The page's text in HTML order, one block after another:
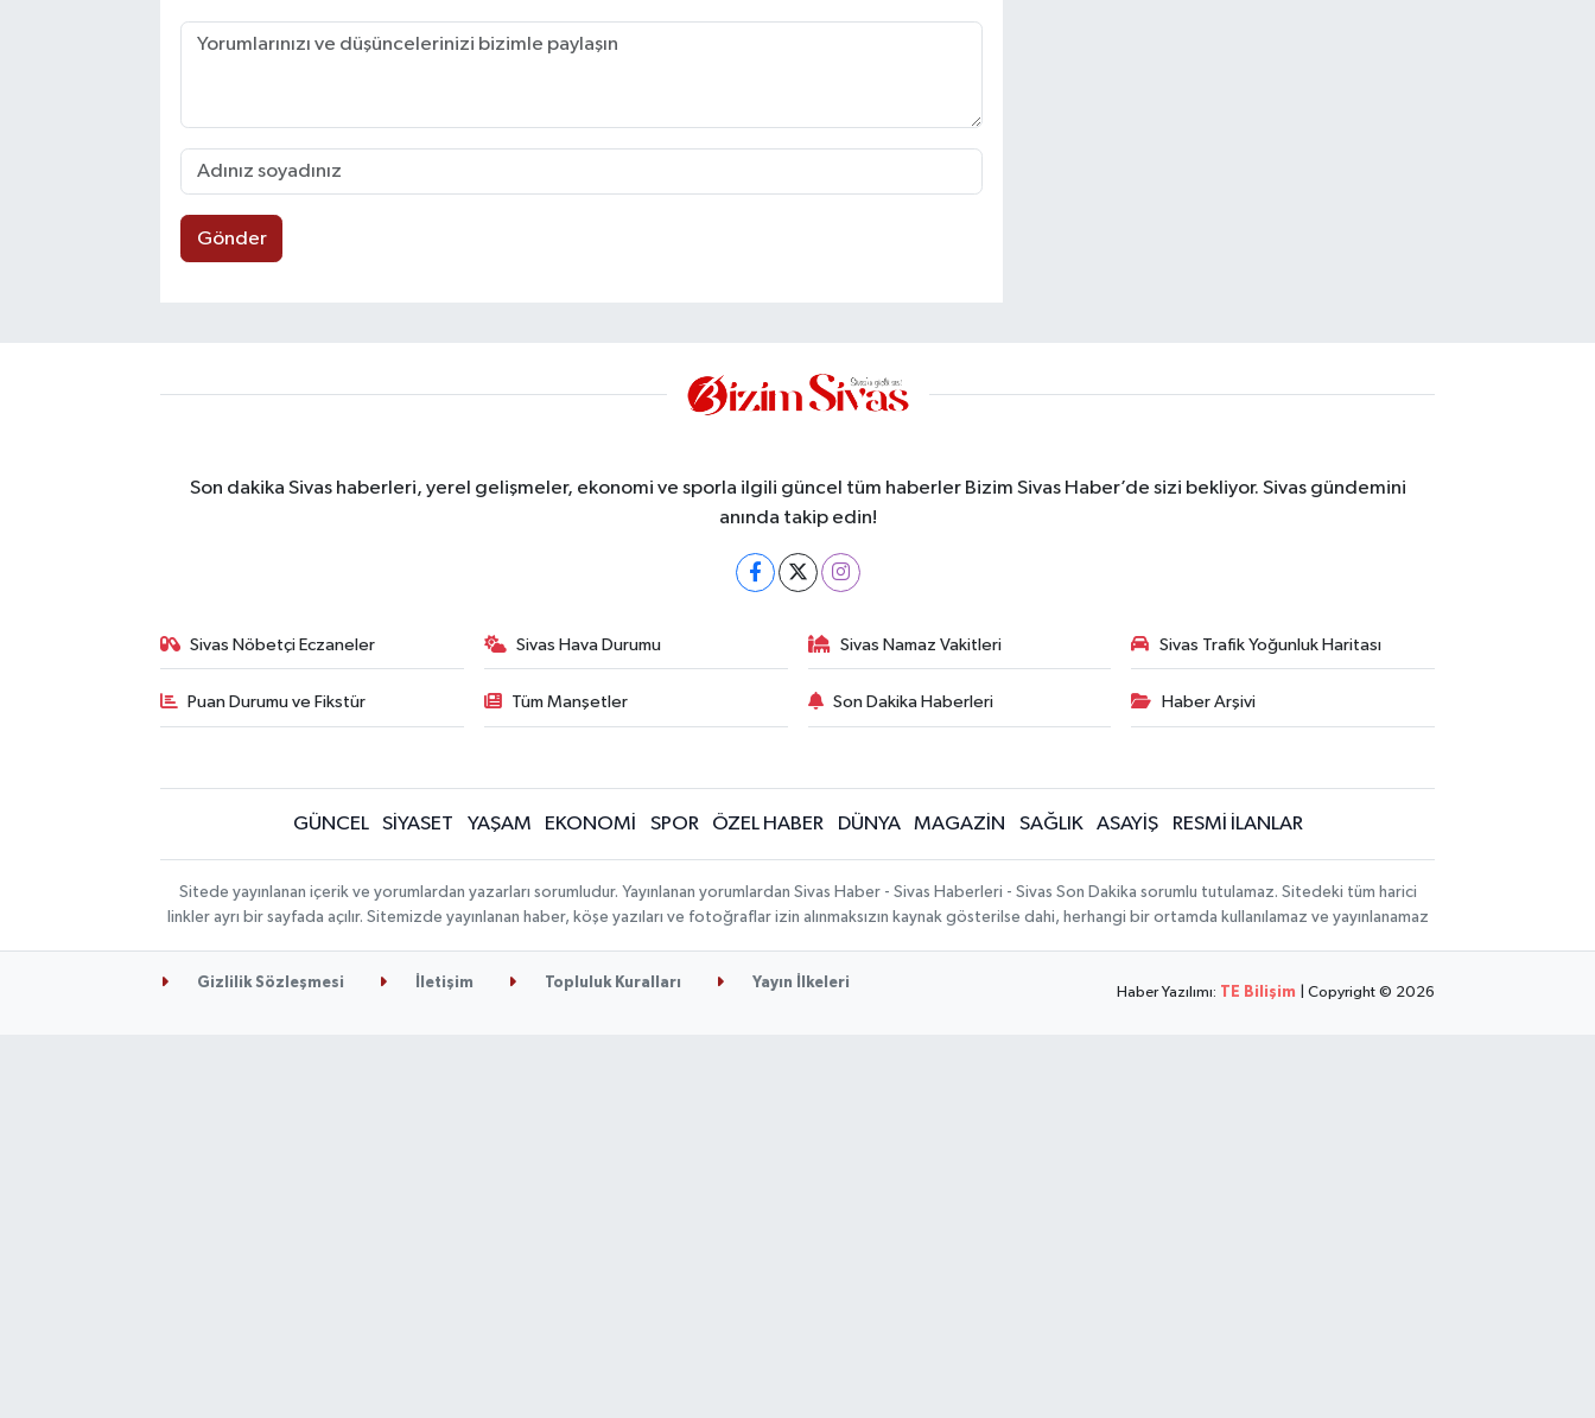
Gönder
Son dakika Sivas haberleri, yerel gelişmeler, ekonomi ve sporla ilgili güncel tüm haberler Bizim Sivas Haber’de sizi bekliyor. Sivas gündemini
anında takip edin!
Sivas Nöbetçi Eczaneler Sivas Hava Durumu Sivas Namaz Vakitleri Sivas Trafik Yoğunluk Haritası
Puan Durumu ve Fikstür Tüm Manşetler Son Dakika Haberleri Haber Arşivi
GÜNCEL SİYASET YAŞAM EKONOMİ SPOR ÖZEL HABER DÜNYA MAGAZİN SAĞLIK ASAYİŞ RESMİ İLANLAR
Sitede yayınlanan içerik ve yorumlardan yazarları sorumludur. Yayınlanan yorumlardan Sivas Haber - Sivas Haberleri - Sivas Son Dakika sorumlu tutulamaz. Sitedeki tüm harici
linkler ayrı bir sayfada açılır. Sitemizde yayınlanan haber, köşe yazıları ve fotoğraflar izin alınmaksızın kaynak gösterilse dahi, herhangi bir ortamda kullanılamaz ve yayınlanamaz
Gizlilik Sözleşmesi İletişim Topluluk Kuralları Yayın İlkeleri
Haber Yazılımı: TE Bilişim | Copyright © 2026